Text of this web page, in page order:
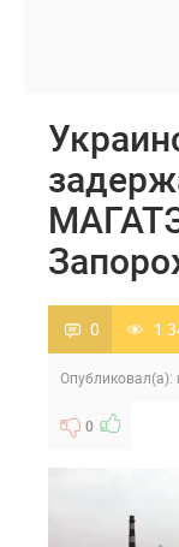
0 1
Опубликовал(а):
0